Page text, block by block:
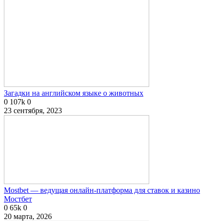
Загадки на английском языке о животных
0 107k 0
23 сентября, 2023
Mostbet — ведущая онлайн-платформа для ставок и казино
Мостбет
0 65k 0
20 марта, 2026